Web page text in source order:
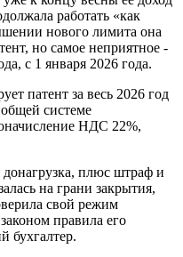
работать «как
нового лимита она
но самое неприятное -
с 1 января 2026 года.
патент за весь 2026 год
системе
НДС 22%,
донагрузка, плюс штраф и
на грани закрытия,
свой режим
правила его
бухгалтер.